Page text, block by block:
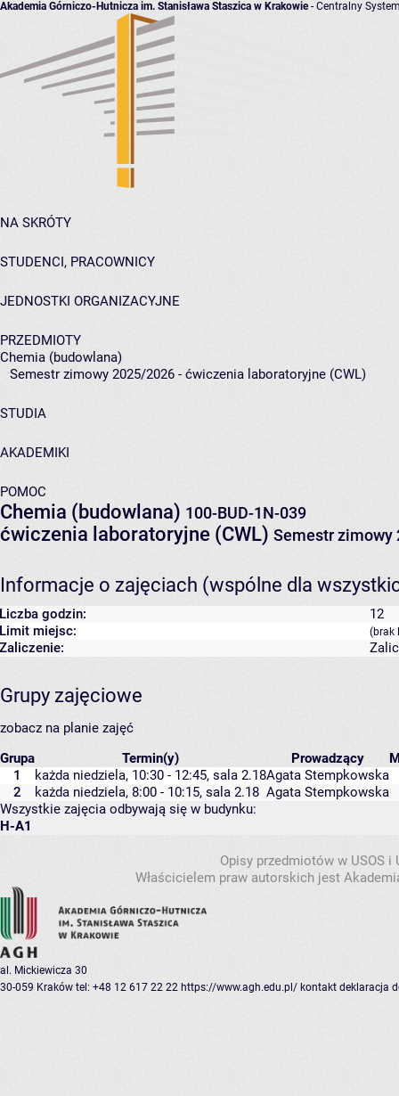
Akademia Górniczo-Hutnicza im. Stanisława Staszica w Krakowie- Centralny
NA SKRÓTY
STUDENCI, PRACOWNICY
JEDNOSTKI ORGANIZACYJNE
PRZEDMIOTY
Chemia (budowlana)
Semestr zimowy 2025/2026 - ćwiczenia laboratoryjne (CWL)
STUDIA
AKADEMIKI
POMOC
Chemia (budowlana) 100-BUD-1N-039
ćwiczenia laboratoryjne (CWL) Semestr zimowy
Informacje o zajęciach (wspólne dla
Liczba godzin:
12
Limit miejsc:
(brak
Zaliczenie:
Grupy zajęciowe
zobacz na planie zajęć
Grupa
Termin(y) Prowadzący
1
każda niedziela, 10:30 - 12:45, sala 2.18Agata Stempkowska
2
każda niedziela, 8:00 - 10:15, sala 2.18 Agata Stempkowska
Wszystkie zajęcia odbywają się w budynku:
H-A1
Opisy przedmiotów w USOS
Właścicielem praw autorskich jest
al. Mickiewicza 30
30-059 Kraków tel: +48 12 617 22 22 https://www.agh.edu.pl/ kontakt deklaracja